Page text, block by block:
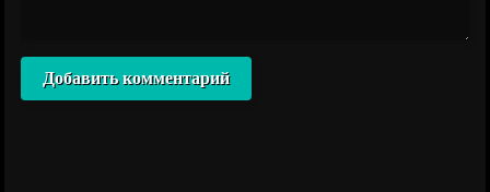
Добавить комментарий